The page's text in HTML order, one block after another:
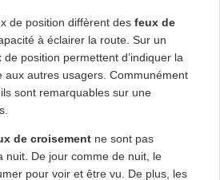
de position diffèrent des feux de
à éclairer la route. Sur un
position permettent d’indiquer la
aux autres usagers. Communément
sont remarquables sur une
de croisement ne sont pas
nuit. De jour comme de nuit, le
pour voir et être vu. De plus, les